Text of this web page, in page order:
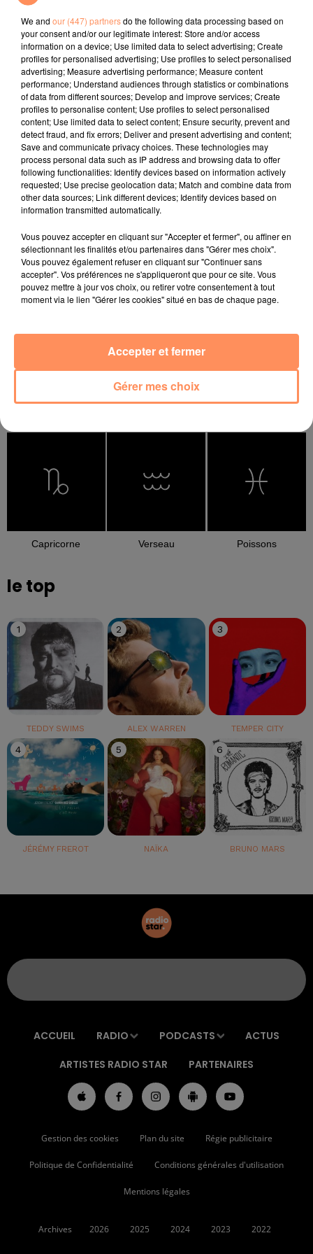
Texas Hold 'em
l'horoscope
Bélier Taureau Gémeaux
Cancer Lion Vierge
Capricorne Verseau Poissons
le top
1
TEDDY SWIMS
2
ALEX WARREN
3
TEMPER CITY
4
JÉRÉMY FREROT
5
NAÏKA
6
BRUNO MARS
ACCUEIL RADIO PODCASTS ACTUS
ARTISTES RADIO STAR PARTENAIRES
Gestion des cookies Plan du site Régie publicitaire
Politique de Confidentialité Conditions générales d'utilisation
Mentions légales
Archives 2026 2025 2024 2023 2022
We and our (447) partnersdo the following data processing based on
your consent and/or our legitimate interest: Store and/or access
information on a device; Use limited data to select advertising; Create
profiles for personalised advertising; Use profiles to select personalised
advertising; Measure advertising performance; Measure content
performance; Understand audiences through statistics or combinations
of data from different sources; Develop and improve services; Create
profiles to personalise content; Use profiles to select personalised
content; Use limited data to select content; Ensure security, prevent and
detect fraud, and fix errors; Deliver and present advertising and content;
Save and communicate privacy choices. These technologies may
process personal data such as IP address and browsing data to offer
following functionalities: Identify devices based on information actively
requested; Use precise geolocation data; Match and combine data from
other data sources; Link different devices; Identify devices based on
information transmitted automatically.
Vous pouvez accepter en cliquant sur "Accepter et fermer", ou affiner en
sélectionnant les finalités et/ou partenaires dans "Gérer mes choix".
Vous pouvez également refuser en cliquant sur "Continuer sans
accepter". Vos préférences ne s'appliqueront que pour ce site. Vous
pouvez mettre à jour vos choix, ou retirer votre consentement à tout
moment via le lien "Gérer les cookies" situé en bas de chaque page.
Gérer mes choix
Accepter et fermer